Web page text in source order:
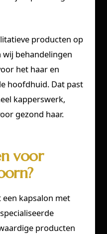
producten op
behandelingen
het haar en
hoofdhuid. Dat past
kapperswerk,
gezond haar.
voor
een kapsalon met
producten